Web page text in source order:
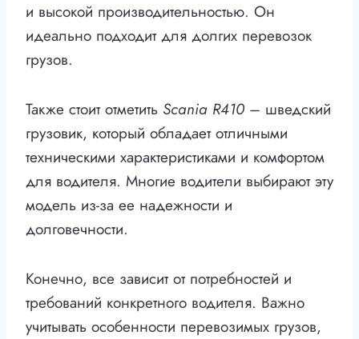
и высокой производительностью. Он
идеально подходит для долгих перевозок
грузов.
Также стоит отметить Scania R410 – шведский
грузовик, который обладает отличными
техническими характеристиками и комфортом
для водителя. Многие водители выбирают эту
модель из-за ее надежности и
долговечности.
Конечно, все зависит от потребностей и
требований конкретного водителя. Важно
учитывать особенности перевозимых грузов,